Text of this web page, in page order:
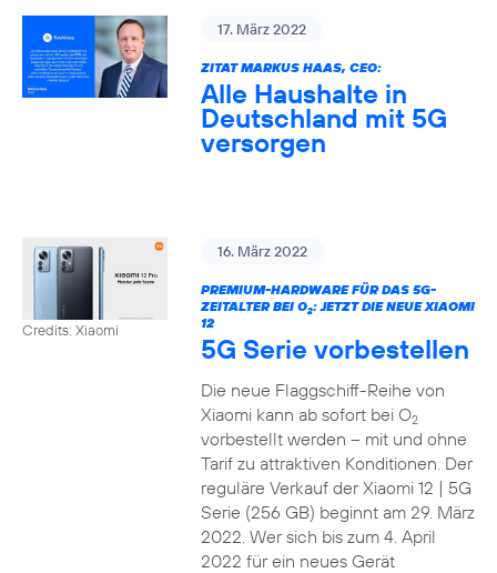
17. März 2022
ZITAT MARKUS HAAS, CEO:
Alle Haushalte in
Deutschland mit 5G
versorgen
Credits: Xiaomi
16. März 2022
PREMIUM-HARDWARE FÜR DAS 5G-
ZEITALTER BEI O2: JETZT DIE NEUE XIAOMI
12
5G Serie vorbestellen
Die neue Flaggschiff-Reihe von
Xiaomi kann ab sofort bei O2
vorbestellt werden – mit und ohne
Tarif zu attraktiven Konditionen. Der
reguläre Verkauf der Xiaomi 12 | 5G
Serie (256 GB) beginnt am 29. März
2022. Wer sich bis zum 4. April
2022 für ein neues Gerät